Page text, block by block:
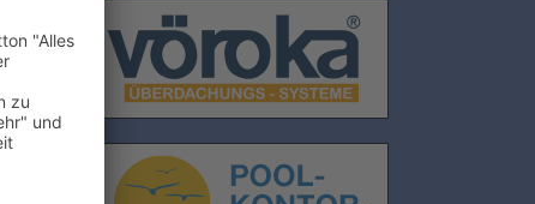
S
T